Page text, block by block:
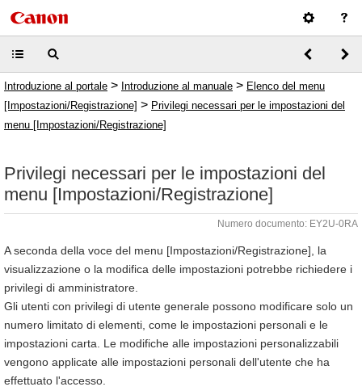
Introduzione al portale > Introduzione al manuale > Elenco del menu
[Impostazioni/Registrazione] > Privilegi necessari per le impostazioni del
menu [Impostazioni/Registrazione]
Privilegi necessari per le impostazioni del
menu [Impostazioni/Registrazione]
Numero documento: EY2U-0RA
A seconda della voce del menu [Impostazioni/Registrazione], la
visualizzazione o la modifica delle impostazioni potrebbe richiedere i
privilegi di amministratore.
Gli utenti con privilegi di utente generale possono modificare solo un
numero limitato di elementi, come le impostazioni personali e le
impostazioni carta. Le modifiche alle impostazioni personalizzabili
vengono applicate alle impostazioni personali dell'utente che ha
effettuato l'accesso.